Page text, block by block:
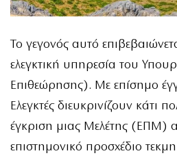
Το γεγονός αυτό
ελεγκτική υπηρεσία του
Επιθεώρησης). Με επίσημο
Ελεγκτές διευκρινίζουν κάτι
έγκριση μιας Μελέτης (ΕΠΜ)
επιστημονικό προσχέδιο